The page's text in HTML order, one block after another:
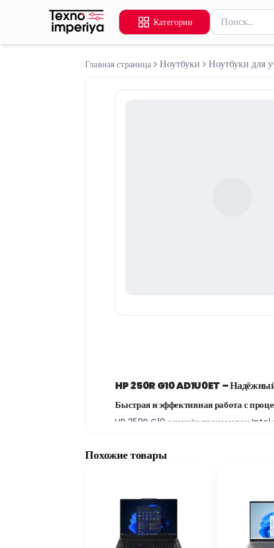
Категории
Поиск товаров
Введите
Главная страница Ноутбуки Ноутбуки для
HP 250R G10 AD1U0ET – Надёжный
Быстрая и эффективная работа с
HP 250R G10 оснащён процессором Intel
16GB DDR4 RAM и 512GB SSD для
SSD-накопитель объёмом 512GB
15.6-дюймовый FHD экран и
HP 250R G10 оснащён 15.6-дюймовым
для работы с документами, просмотра
Похожие товары